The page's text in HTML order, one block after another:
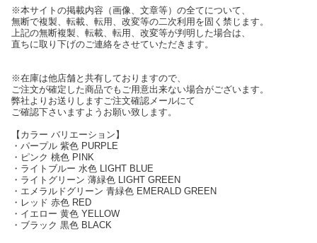
※本サイトの掲載内容（画像、文章等）の全てについて、
無断で複製、転載、転用、改変等の二次利用を固く禁じます。
上記の無断複製、転載、転用、改変等が判明した場合は、
直ちに取り下げのご連絡をさせていただきます。
※在庫は他店舗と共有しておりますので、
ご注文が確定した商品でもご用意出来ない場合がございます。
弊社よりお送りしますご注文確認メールにて
ご確認下さいますようお願い致します。
【カラー バリエーション】
・パープル 紫色 PURPLE
・ピンク 桃色 PINK
・ライトブルー 水色 LIGHT BLUE
・ライトグリーン 薄緑色 LIGHT GREEN
・エメラルドグリーン 青緑色 EMERALD GREEN
・レッド 赤色 RED
・イエロー 黄色 YELLOW
・ブラック 黒色 BLACK